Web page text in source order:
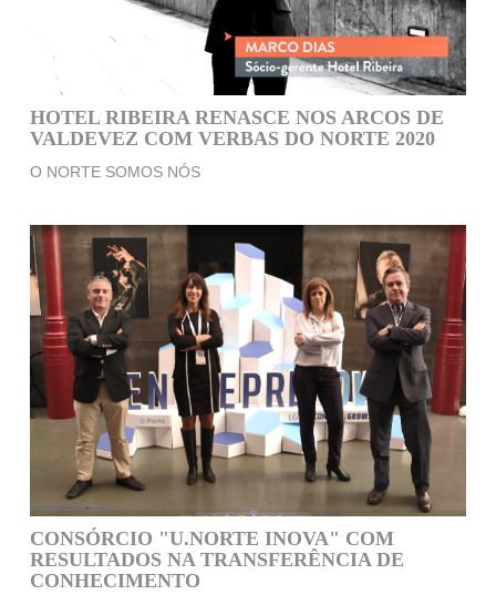
HOTEL RIBEIRA RENASCE NOS ARCOS DE
VALDEVEZ COM VERBAS DO NORTE 2020
O NORTE SOMOS NÓS
CONSÓRCIO "U.NORTE INOVA" COM
RESULTADOS NA TRANSFERÊNCIA DE
CONHECIMENTO